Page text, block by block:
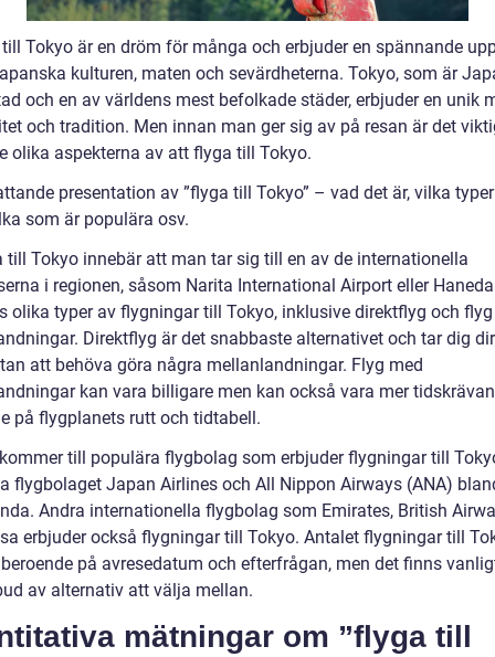
Tokyo är en dröm för många och erbjuder en spännande
kulturen, maten och sevärdheterna. Tokyo, som är
och en av världens mest befolkade städer, erbjuder en unik
och tradition. Men innan man ger sig av på resan är det
olika aspekterna av att flyga till Tokyo.
presentation av ”flyga till Tokyo” – vad det är, vilka
som är populära osv.
till Tokyo innebär att man tar sig till en av de internationella
i regionen, såsom Narita International Airport eller
olika typer av flygningar till Tokyo, inklusive direktflyg och
Direktflyg är det snabbaste alternativet och tar dig
att behöva göra några mellanlandningar. Flyg med
kan vara billigare men kan också vara mer
på flygplanets rutt och tidtabell.
till populära flygbolag som erbjuder flygningar till
flygbolaget Japan Airlines och All Nippon Airways (ANA)
Andra internationella flygbolag som Emirates, British
erbjuder också flygningar till Tokyo. Antalet flygningar till
på avresedatum och efterfrågan, men det finns
av alternativ att välja mellan.
mätningar om ”flyga till